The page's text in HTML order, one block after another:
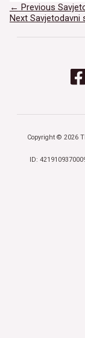
Navigacija
članaka
← Previous
Next Savjetodavni
Copyright © 2026
ID: